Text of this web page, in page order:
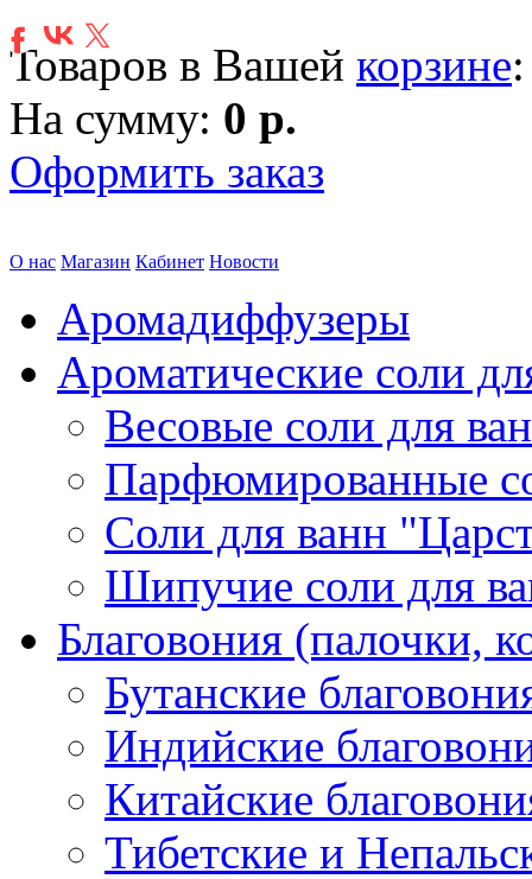
Товаров в Вашей корзине
На сумму: 0 р.
Оформить заказ
О нас Магазин Кабинет Новости
Аромадиффузеры
Ароматические соли
Весовые соли для
Парфюмированные
Соли для ванн
Шипучие соли для
Благовония (палочки,
Бутанские
Индийские
Китайские
Тибетские и